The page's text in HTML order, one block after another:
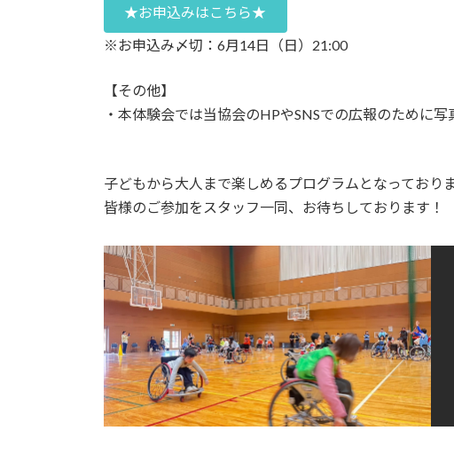
★お申込みはこちら★
※お申込み〆切：6月14日（日）21:00
【その他】
・本体験会では当協会のHPやSNSでの広報のために写
子どもから大人まで楽しめるプログラムとなっており
皆様のご参加をスタッフ一同、お待ちしております！